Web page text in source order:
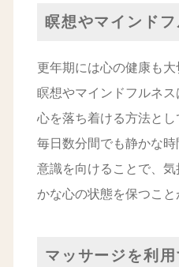
瞑想やマインド
更年期には心の健康も大
瞑想やマインドフルネス
心を落ち着ける方法とし
毎日数分間でも静かな
意識を向けることで、
かな心の状態を保つこと
マッサージを利用